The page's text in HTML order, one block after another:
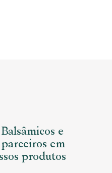
e
em
produtos